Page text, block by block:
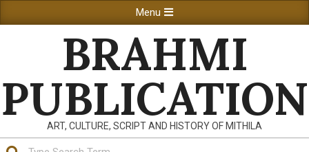
to
Navigation
Menu
BRAHMI
PUBLICATION
ART, CULTURE, SCRIPT AND HISTORY OF MITHILA